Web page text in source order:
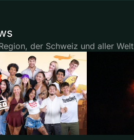
der Schweiz und aller Welt